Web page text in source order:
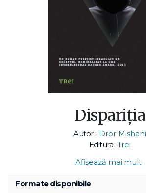
Dispariţia
Autor : Dror Mishani
Editura: Trei
Afișează mai mult
Formate disponibile